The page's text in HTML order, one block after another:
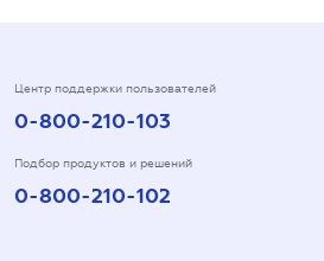
Центр поддержки пользователей
0-800-210-103
Подбор продуктов и решений
0-800-210-102